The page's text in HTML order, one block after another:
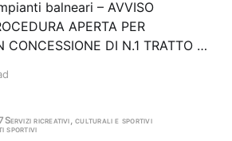
balneari – AVVISO
APERTA PER
CONCESSIONE DI N.1 TRATTO DI
ATTREZZATA A FINALITÀ
“D” Stazione…
Servizi ricreativi, culturali e sportivi
sportivi